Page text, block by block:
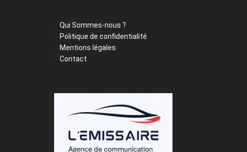
Qui Sommes-nous ?
Politique de confidentialité
Mentions légales
Contact